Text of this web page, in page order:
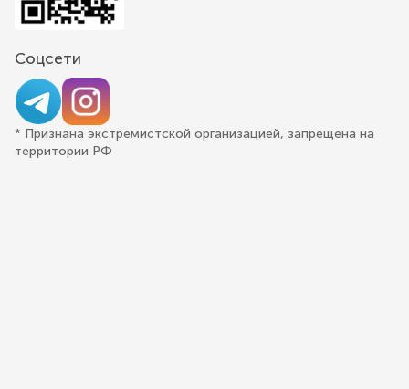
Соцсети
* Признана экстремистской организацией, запрещена на
территории РФ